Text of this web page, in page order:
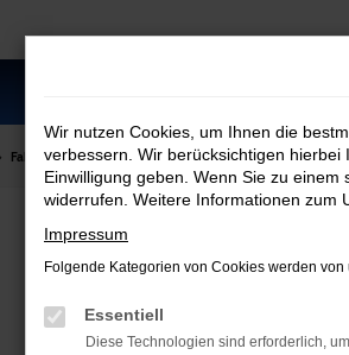
Fahrzeugmarkt
Wir nutzen Cookies, um Ihnen die
verbessern. Wir berücksichtigen
Einwilligung geben. Wenn Sie zu
widerrufen. Weitere Informationen zum
Impressum
Folgende Kategorien von Cookies werden von
Essentiell
Diese Technologien sind erforderlich,